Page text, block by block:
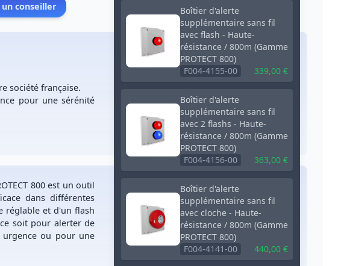
Boîtier d'alerte
supplémentaire sans fil
avec flash - Haute-
résistance / 800m (Gamme
PROTECT 800)
F004-4155-00
339,00 €
Boîtier d'alerte
supplémentaire sans fil
avec 2 flashs - Haute-
résistance / 800m (Gamme
PROTECT 800)
F004-4156-00
363,00 €
Boîtier d'alerte
supplémentaire sans fil
avec cloche - Haute-
résistance / 800m (Gamme
PROTECT 800)
F004-4141-00
440,00 €
conseiller
société française.
pour unesérénité
800 est unoutil
dans différentes
réglable et d'un flash
soit pour alerter de
ou pour une